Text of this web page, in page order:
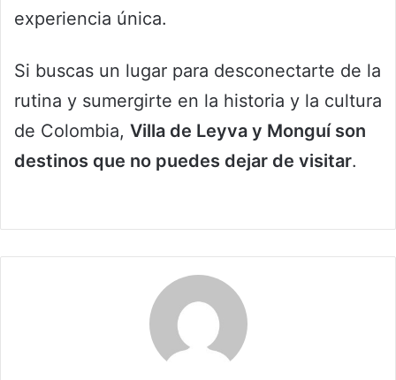
experiencia única.
Si buscas un lugar para desconectarte de la
rutina y sumergirte en la historia y la cultura
de Colombia, Villa de Leyva y Monguí son
destinos que no puedes dejar de visitar.